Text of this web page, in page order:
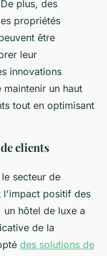
plus, des
propriétés
être
leur
innovations
maintenir un haut
tout en optimisant
clients
secteur de
l'impact positif des
un hôtel de luxe a
de la
des solutions de